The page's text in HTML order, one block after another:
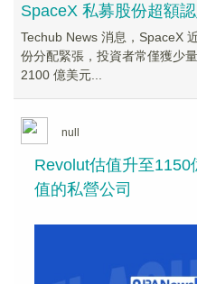
SpaceX 私募股份超額
Techub News 消息，SpaceX
份分配緊張，投資者常僅獲少
2100 億美元...
null
Revolut估值升至
值的私營公司